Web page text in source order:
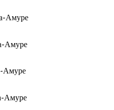
Амуре
Амуре
Амуре
Амуре